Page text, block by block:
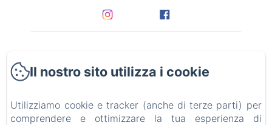
Attività ed eventi
Il nostro sito utilizza i cookie
Utilizziamo cookie e tracker (anche di terze parti) per
comprendere e ottimizzare la tua esperienza di